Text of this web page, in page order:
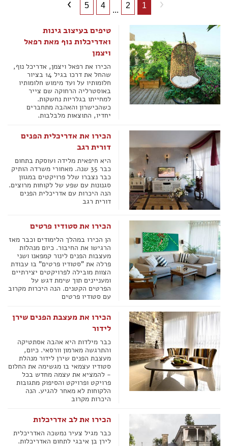
1
2
...
4
5
טיפים בעיצוב גינות
ואדריכלות נוף מאת רפאל
ויצמן
הכירו את רפאל ויצמן, אדריכל נוף,
שהחל את דרכו בגיל 14 בציור
חלומותיו על ועד מימוש חלומותיו
באוסטרליה הרחוקה שם צייר
למחייתו בגלריות נחשקות.
כשהכישרון והאהבה מתחברים
יחדיו, התוצאות מלבלבות.
הכירו את אדריכלית הפנים
דורית רגב
היא חיפאית מלידה ועוסקת בתחום
כבר 35 שנה. מאחורי משרדה הותיק
כבר נצברו שלל פרויקטים במגוון
סגנונות עם שפע של לקוחות מרוצים.
הנה היכרות עם אדריכלית הפנים
דורית רגב
הכירו את סטודיו פרטים
הן הכירו במהלך הלימודים וכבר מאז
הרגישו את החיבור. כיום מנהלות
מעצבות הפנים לינור קמפאנו ושני
פרלה את "סטודיו פרטים" בו עבודת
הצוות מובילה לפרויקטים יצירתיים
ומעניינים תוך שימת דגש על
הפרטים הקטנים. הנה היכרות מקרוב
עם סטודיו פרטים
הכירו את מעצבת הפנים שירן
לידור
כבר מילדות היא אהבה אסתטיקה
והתרגשה מארמון וורסאי. כיום,
מעצבת הפנים שירן לידור מנהלת
סטודיו עצמאי בו מגשימה את החלום
- להמציא את עצמה מחדש בכל
פרויקט ופרויקט והסיפוק מתגובות
הלקוחות לא מאחר להגיע. הנה
היכרות מקרוב
הכירו את לב אדריכלות
כבר מגיל צעיר נמשכה האדריכלית
לירן בן איבגי לתחום האדריכלות.